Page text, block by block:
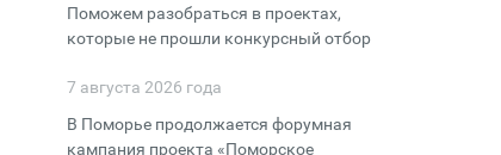
Поможем разобраться в проектах,
которые не прошли конкурсный отбор
7 августа 2026 года
В Поморье продолжается форумная
кампания проекта «Поморское